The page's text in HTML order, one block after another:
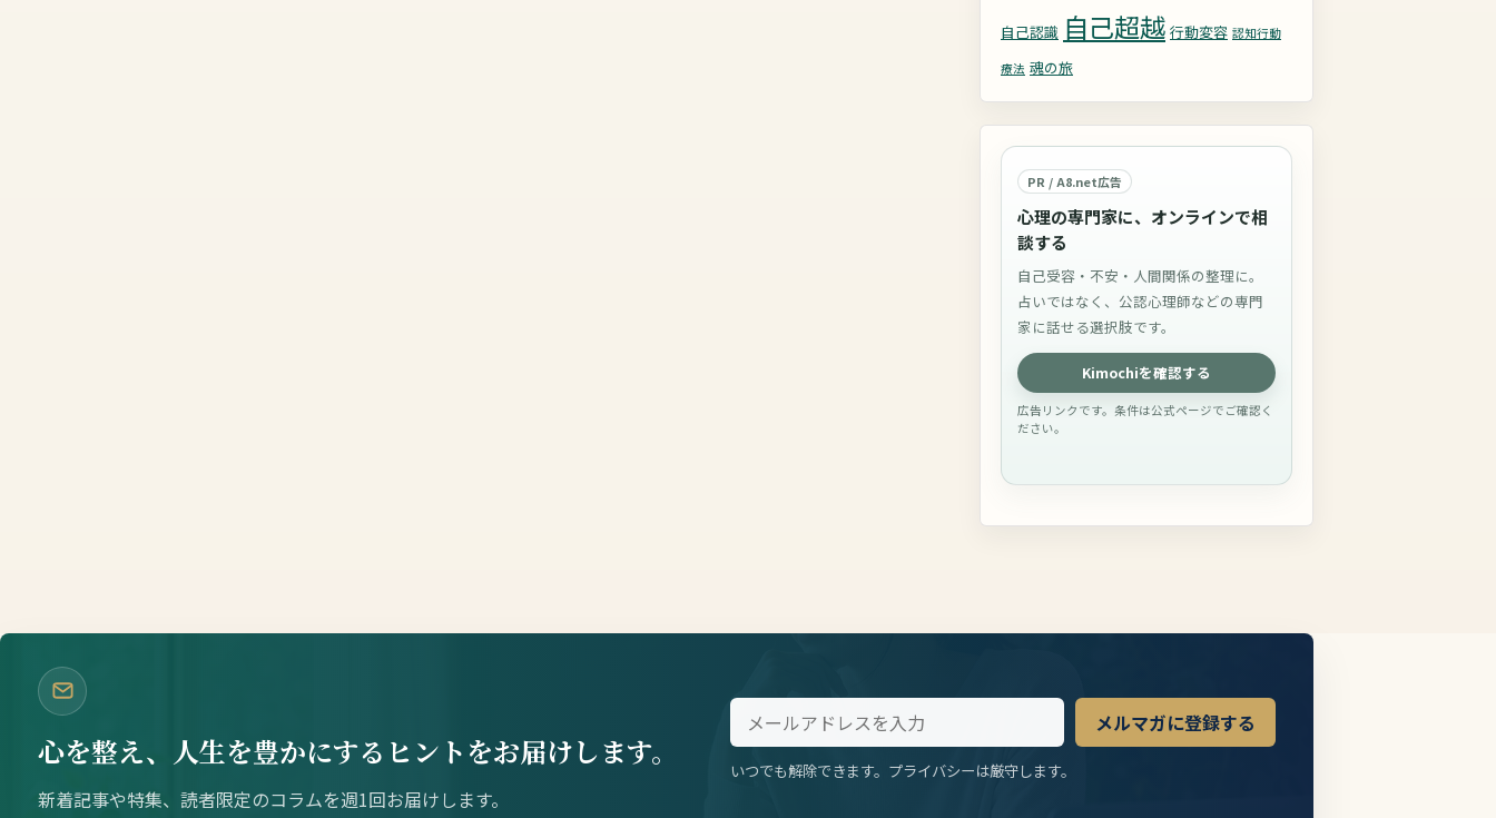
自己認識 自己超越 行動変容 認知行動
療法 魂の旅
PR / A8.net広告
心理の専門家に、オンラインで相
談する
自己受容・不安・人間関係の整理に。
占いではなく、公認心理師などの専門
家に話せる選択肢です。
Kimochiを確認する
広告リンクです。条件は公式ページでご確認く
ださい。
心を整え、人生を豊かにするヒントをお届けします。
新着記事や特集、読者限定のコラムを週1回お届けします。
メルマガに登録する
いつでも解除できます。プライバシーは厳守します。